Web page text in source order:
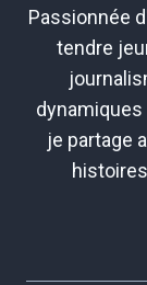
Passionnée
tendre
je partage